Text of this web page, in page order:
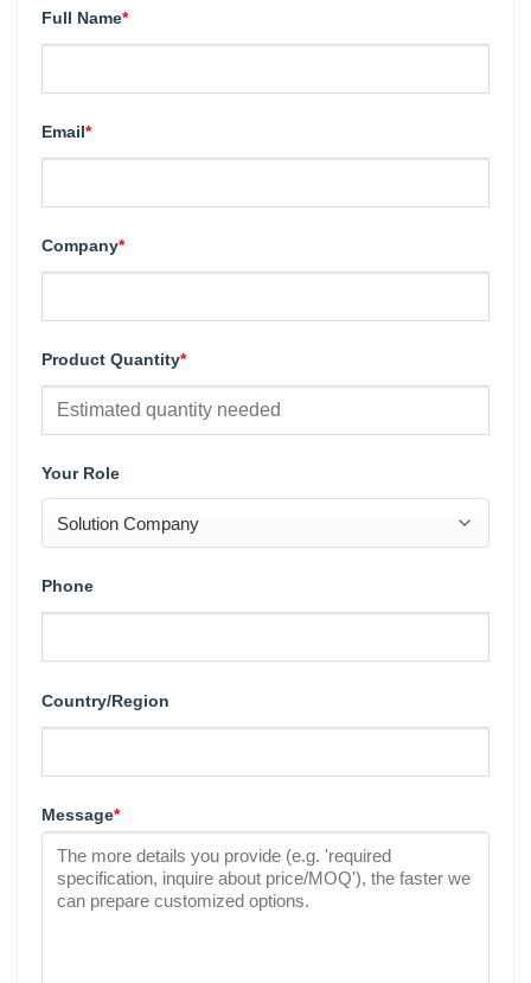
Full Name*
Email*
Company*
Product Quantity*
Your Role
Phone
Country/Region
Message*